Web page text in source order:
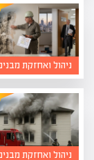
ניהול ואחזקת
ניהול ואחזקת